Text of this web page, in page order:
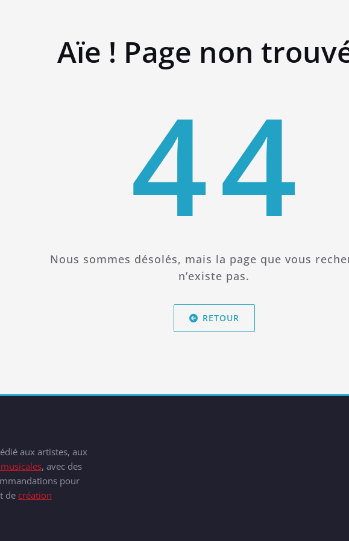
Aïe ! Page non
44
Nous sommes désolés, mais la page que vous
n’existe pas.
RETOUR
aux artistes, aux
, avec des
pour
de création